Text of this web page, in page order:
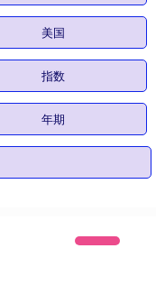
美国
指数
年期